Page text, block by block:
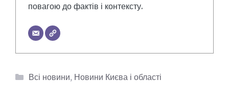
повагою до фактів і контексту.
Категорії
Всі новини, Новини Києва і області